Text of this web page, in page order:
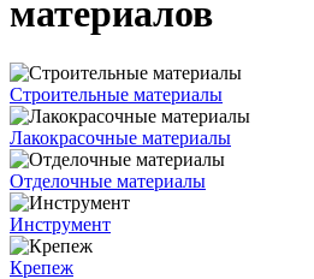
материалов
Строительные материалы
Лакокрасочные материалы
Отделочные материалы
Инструмент
Крепеж